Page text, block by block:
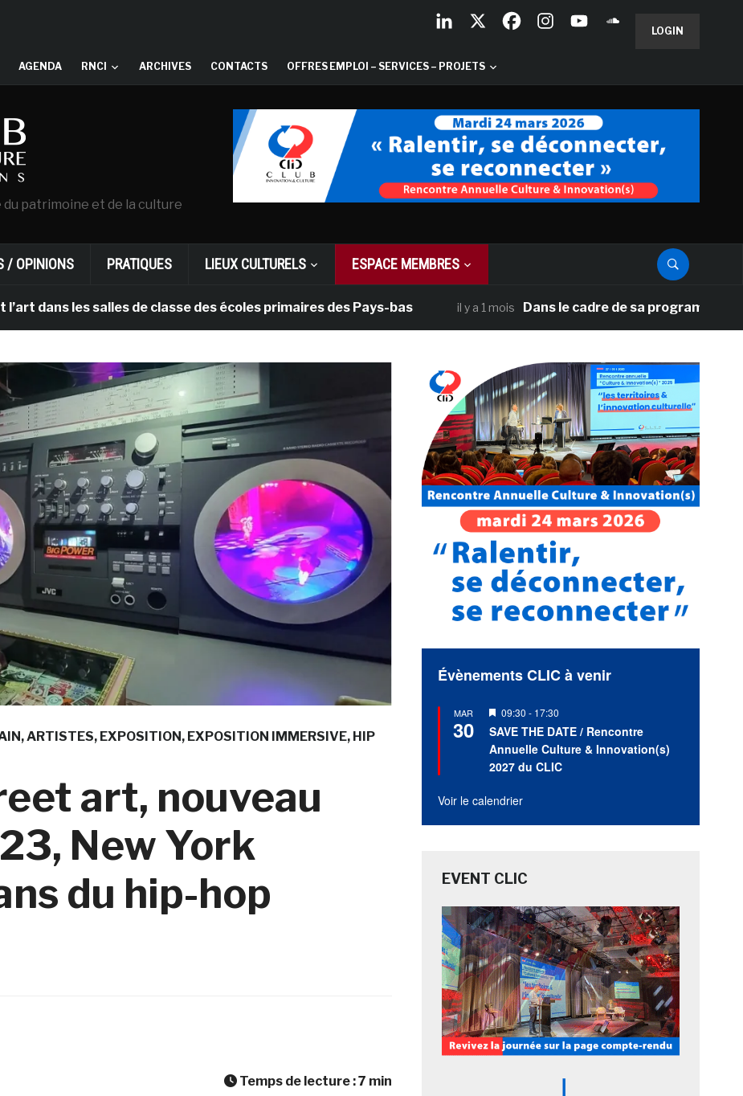
LOGIN
AGENDA RNCI ARCHIVES CONTACTS OFFRES EMPLOI – SERVICES – PROJETS
patrimoine et de la culture
/ OPINIONS PRATIQUES LIEUX CULTURELS ESPACE MEMBRES
salles de classe des écoles primaires des Pays-bas il y a 1 mois Dans le cadre de sa programmation
ARTISTES EXPOSITION EXPOSITION IMMERSIVE HIP
art, nouveau
New York
du hip-hop
Temps de lecture :7 min
Évènements CLIC à venir
MAR
30
Mis
en
avant
09:30 - 17:30
SAVE THE DATE / Rencontre
Annuelle Culture & Innovation(s)
2027 du CLIC
Voir le calendrier
EVENT CLIC